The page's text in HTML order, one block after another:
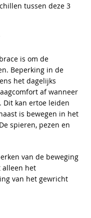
tussen deze 3
is om de
Beperking in de
het dagelijks
af wanneer
Dit kan ertoe leiden
is bewegen in het
spieren, pezen en
van de beweging
alleen het
van het gewricht